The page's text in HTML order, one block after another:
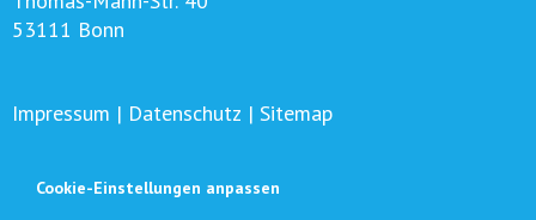
53111 Bonn
Impressum | Datenschutz | Sitemap
Cookie-Einstellungen anpassen